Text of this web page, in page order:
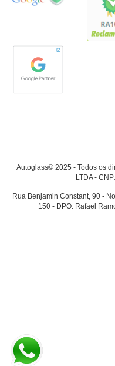
Autoglass© 2025 - Todos os
LTDA -
Rua Benjamin Constant, 90 -
150 - DPO: Rafael